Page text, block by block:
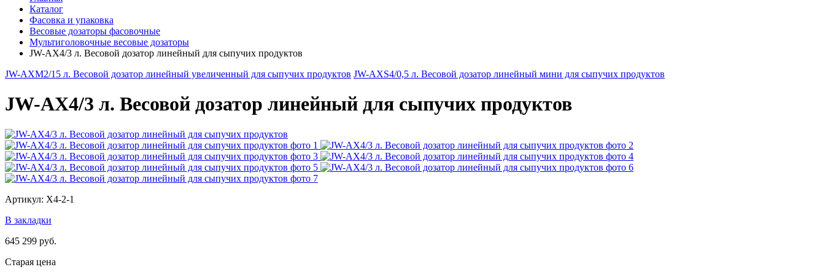
Каталог
Фасовка и упаковка
Весовые дозаторы фасовочные
Мультиголовочные весовые дозаторы
JW-AX4/3 л. Весовой дозатор линейный для сыпучих продуктов
JW-AXM2/15 л. Весовой дозатор линейный увеличенный для сыпучих продуктов JW-AXS4/0,5 л. Весовой дозатор линейный мини для сыпучих продуктов
JW-AX4/3 л. Весовой дозатор линейный для сыпучих продуктов
Артикул: X4-2-1
В закладки
645 299 руб.
Старая цена